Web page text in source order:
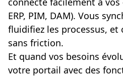
ERP, PIM, DAM). Vous
fluidifiez les processus, et
sans friction.
Et quand vos besoins
votre portail avec des